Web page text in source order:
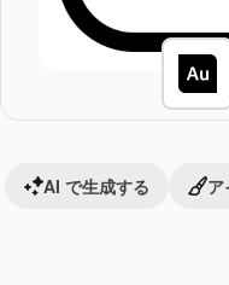
AI で生成する